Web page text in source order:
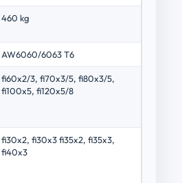
460 kg
AW6060/6063 T6
fi60x2/3, fi70x3/5, fi80x3/5,
fi100x5, fi120x5/8
fi30x2, fi30x3 fi35x2, fi35x3,
fi40x3